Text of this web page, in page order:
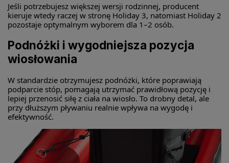
Jeśli potrzebujesz większej wersji rodzinnej, producent
kieruje wtedy raczej w stronę Holiday 3, natomiast Holiday 2
pozostaje optymalnym wyborem dla 1–2 osób.
Podnóżki i wygodniejsza pozycja
wiosłowania
W standardzie otrzymujesz podnóżki, które poprawiają
podparcie stóp, pomagają utrzymać prawidłową pozycję i
lepiej przenosić siłę z ciała na wiosło. To drobny detal, ale
przy dłuższym pływaniu realnie wpływa na wygodę i
efektywność.